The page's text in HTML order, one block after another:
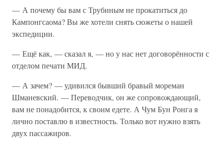
— А почему бы вам с Трубиным не прокатиться до
Кампонгсаома? Вы же хотели снять сюжеты о нашей
экспедиции.
— Ещё как, — сказал я, — но у нас нет договорённости с
отделом печати МИД.
— А зачем? — удивился бывший бравый мореман
Шманевский. — Переводчик, он же сопровождающий,
вам не понадобится, к своим едете. А Чум Бун Ронга я
лично поставлю в известность. Только вот нужно взять
двух пассажиров.